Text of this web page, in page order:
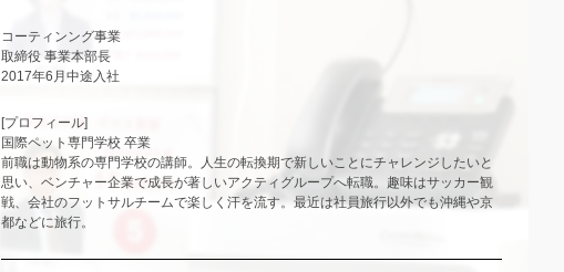
コーティンング事業
取締役 事業本部長
2017年6月中途入社
[プロフィール]
国際ペット専門学校 卒業
前職は動物系の専門学校の講師。人生の転換期で新しいことにチャレンジしたいと
思い、ベンチャー企業で成長が著しいアクティグループへ転職。趣味はサッカー観
戦、会社のフットサルチームで楽しく汗を流す。最近は社員旅行以外でも沖縄や京
都などに旅行。